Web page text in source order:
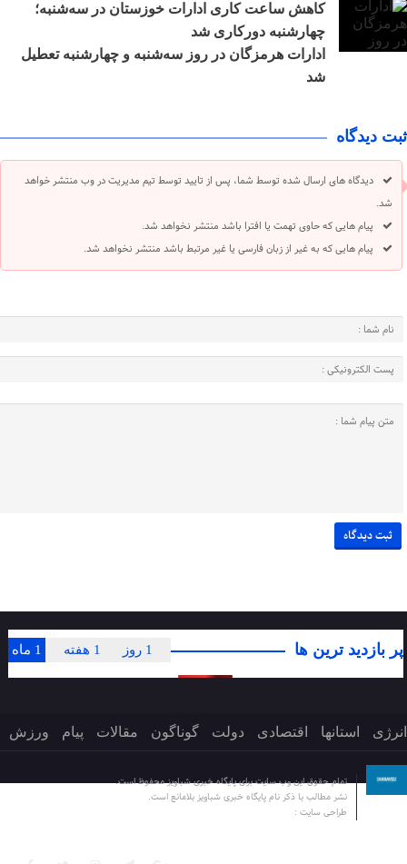
کاهش ساعت کاری ادارات خوزستان در سه‌شنبه؛
چهارشنبه دورکاری شد
ادارات هرمزگان در روز سه‌شنبه و چهارشنبه تعطیل
شد
ثبت دیدگاه
دیدگاه های ارسال شده توسط شما، پس از تایید توسط تیم مدیریت در وب منتشر خواهد
شد.
پیام هایی که حاوی تهمت یا افترا باشد منتشر نخواهد شد.
پیام هایی که به غیر از زبان فارسی یا غیر مرتبط باشد منتشر نخواهد شد.
پر بازدید ترین ها 1 ماه 1 هفته 1 روز
انرژی استانها اقتصادی دولت گوناگون مقالات پیام ورزش
تمام حقوق این وب سایت برای پایگاه خبری شباویز محفوظ است.
نشر مطالب با ذکر نام پایگاه خبری شباویز بلامانع است.
طراحی سایت :